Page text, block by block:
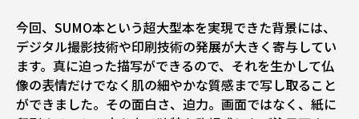
今回、SUMO本という超大型本を実現できた背景には、
デジタル撮影技術や印刷技術の発展が大きく寄与してい
ます。真に迫った描写ができるので、それを生かして仏
像の表情だけでなく肌の細やかな質感まで写し取ること
ができました。その面白さ、迫力。画面ではなく、紙に